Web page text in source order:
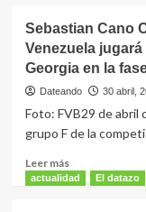
turistas
muertos
3
ofreció
a
Caracas
noche
memorable
Sebastian Cano
Venezuela
Georgia en la
Dateando 30 abril,
Foto: FVB29 de abril
grupo F de la
Leer másLeer
más
actualidad El datazo